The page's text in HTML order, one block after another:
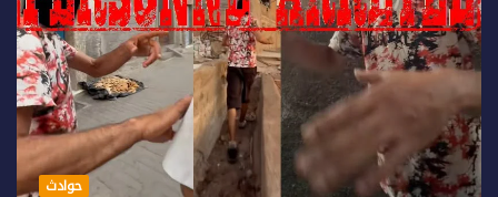
حوادث